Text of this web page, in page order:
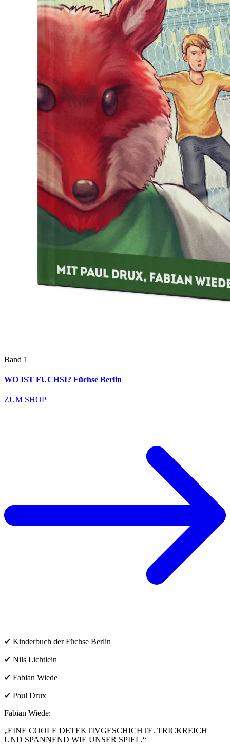
Band 1
WO IST FUCHSI? Füchse Berlin
ZUM SHOP
✔ Kinderbuch der Füchse Berlin
✔ Nils Lichtlein
✔ Fabian Wiede
✔ Paul Drux
Fabian Wiede:
„EINE COOLE DETEKTIVGESCHICHTE. TRICKREICH
UND SPANNEND WIE UNSER SPIEL.“